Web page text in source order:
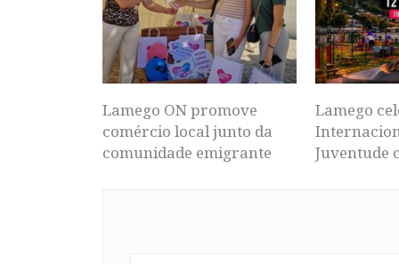
Lamego ON promove
comércio local junto da
comunidade emigrante
Lamego
Juventude